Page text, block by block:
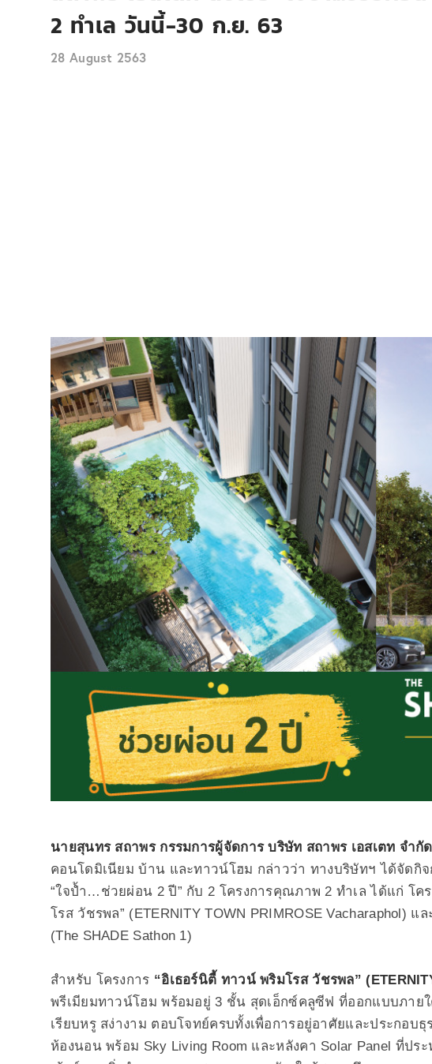
2 ทำเล วันนี้-30 ก.ย. 63
28 August 2563
นายสุนทร สถาพร กรรมการผู้จัดการ บริษัท สถาพร เอสเตท จำกัด
คอนโดมิเนียม บ้าน และทาวน์โฮม กล่าวว่า ทางบริษัทฯ ได้จัดกิ
“ใจป้ำ…ช่วยผ่อน 2 ปี” กับ 2 โครงการคุณภาพ 2 ทำเล ได้แก่ โค
โรส วัชรพล” (ETERNITY TOWN PRIMROSE Vacharaphol)
(The SHADE Sathon 1)
สำหรับ โครงการ “อิเธอร์นิตี้ ทาวน์ พริมโรส วัชรพล”
พรีเมียมทาวน์โฮม พร้อมอยู่ 3 ชั้น สุดเอ็กซ์คลูซีฟ ที่ออกแบบภาย
เรียบหรู สง่างาม ตอบโจทย์ครบทั้งเพื่อการอยู่อาศัยและประกอ
ห้องนอน พร้อม Sky Living Room และหลังคา Solar Panel ที่ป